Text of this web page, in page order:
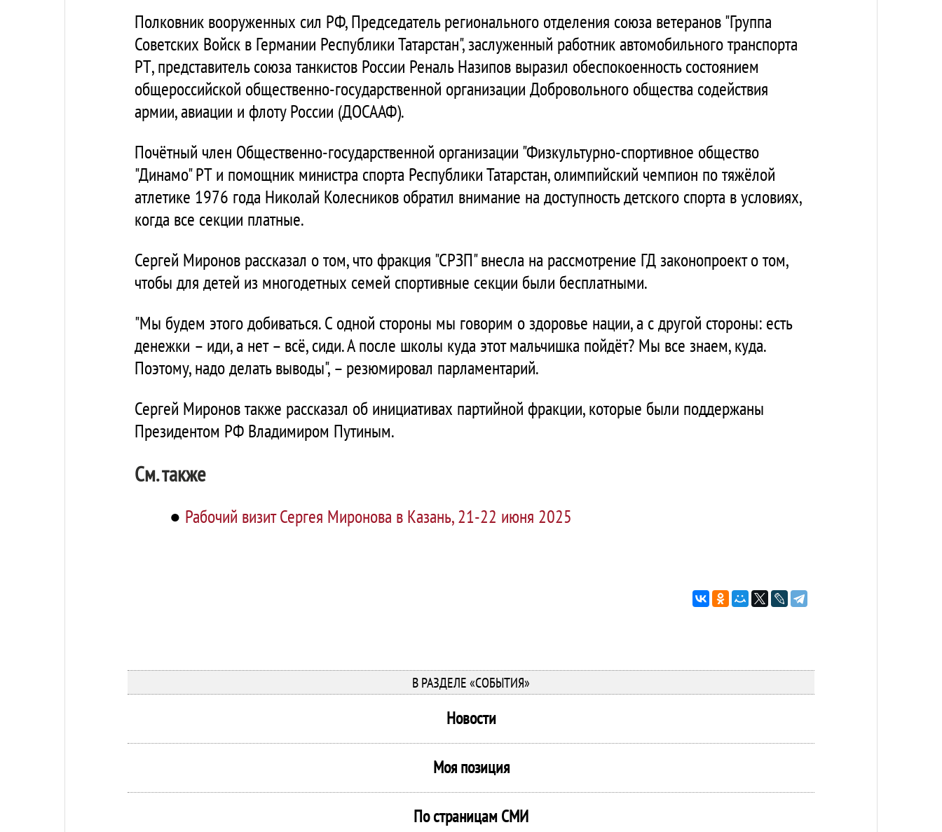
Полковник вооруженных сил РФ, Председатель регионального отделения союза ветеранов "Группа
Советских Войск в Германии Республики Татарстан", заслуженный работник автомобильного транспорта
РТ, представитель союза танкистов России Реналь Назипов выразил обеспокоенность состоянием
общероссийской общественно-государственной организации Добровольного общества содействия
армии, авиации и флоту России (ДОСААФ).
Почётный член Общественно-государственной организации "Физкультурно-спортивное общество
"Динамо" РТ и помощник министра спорта Республики Татарстан, олимпийский чемпион по тяжёлой
атлетике 1976 года Николай Колесников обратил внимание на доступность детского спорта в условиях,
когда все секции платные.
Сергей Миронов рассказал о том, что фракция "СРЗП" внесла на рассмотрение ГД законопроект о том,
чтобы для детей из многодетных семей спортивные секции были бесплатными.
"Мы будем этого добиваться. С одной стороны мы говорим о здоровье нации, а с другой стороны: есть
денежки – иди, а нет – всё, сиди. А после школы куда этот мальчишка пойдёт? Мы все знаем, куда.
Поэтому, надо делать выводы", – резюмировал парламентарий.
Сергей Миронов также рассказал об инициативах партийной фракции, которые были поддержаны
Президентом РФ Владимиром Путиным.
См. также
● Рабочий визит Сергея Миронова в Казань, 21-22 июня 2025
В РАЗДЕЛЕ «СОБЫТИЯ»
Новости
Моя позиция
По страницам СМИ